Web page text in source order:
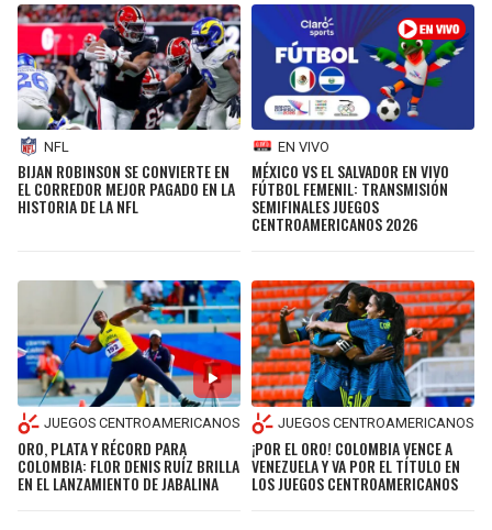
NFL
BIJAN ROBINSON SE CONVIERTE EN
EL CORREDOR MEJOR PAGADO EN LA
HISTORIA DE LA NFL
EN VIVO
MÉXICO VS EL SALVADOR EN VIVO
FÚTBOL FEMENIL: TRANSMISIÓN
SEMIFINALES JUEGOS
CENTROAMERICANOS 2026
JUEGOS CENTROAMERICANOS
ORO, PLATA Y RÉCORD PARA
COLOMBIA: FLOR DENIS RUÍZ BRILLA
EN EL LANZAMIENTO DE JABALINA
JUEGOS CENTROAMERICANOS
¡POR EL ORO! COLOMBIA VENCE A
VENEZUELA Y VA POR EL TÍTULO EN
LOS JUEGOS CENTROAMERICANOS